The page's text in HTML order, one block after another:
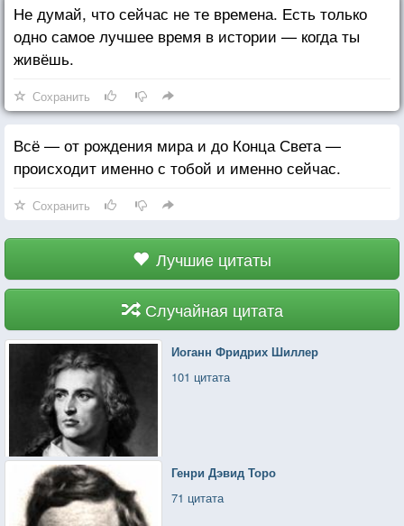
Не думай, что сейчас не те времена. Есть только
одно самое лучшее время в истории — когда ты
живёшь.
Сохранить
Всё — от рождения мира и до Конца Света —
происходит именно с тобой и именно сейчас.
Сохранить
Лучшие цитаты
Случайная цитата
Иоганн Фридрих Шиллер
101 цитата
Генри Дэвид Торо
71 цитата